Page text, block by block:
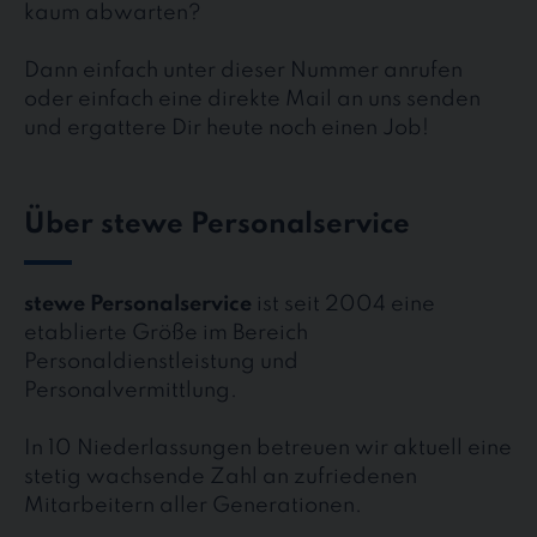
kaum abwarten?
Dann einfach unter dieser Nummer anrufen
oder einfach eine direkte Mail an uns senden
und ergattere Dir heute noch einen Job!
Über stewe Personalservice
stewe Personalservice ist seit 2004 eine
etablierte Größe im Bereich
Personaldienstleistung und
Personalvermittlung.
In 10 Niederlassungen betreuen wir aktuell eine
stetig wachsende Zahl an zufriedenen
Mitarbeitern aller Generationen.